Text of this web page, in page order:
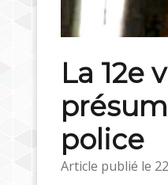
La 12e
police
Article publié le